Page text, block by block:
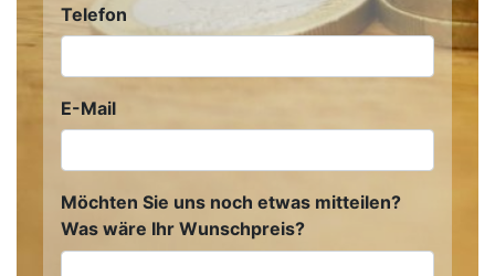
Telefon
E-Mail
Möchten Sie uns noch etwas mitteilen?
Was wäre Ihr Wunschpreis?